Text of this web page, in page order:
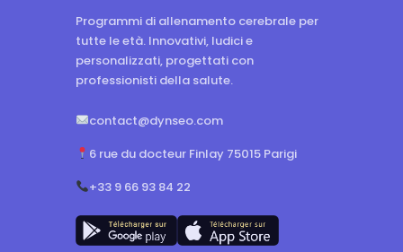
Programmi di allenamento cerebrale per
tutte le età. Innovativi, ludici e
personalizzati, progettati con
professionisti della salute.
contact@dynseo.com
6 rue du docteur Finlay 75015 Parigi
+33 9 66 93 84 22